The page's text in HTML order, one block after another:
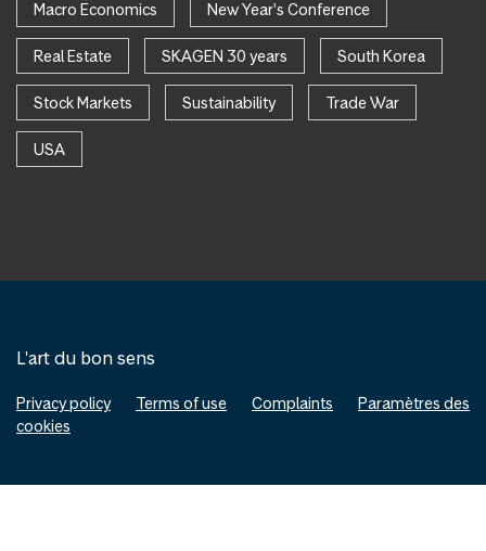
Macro Economics New Year's Conference
Real Estate SKAGEN 30 years South Korea
Stock Markets Sustainability Trade War
USA
L'art du bon sens
Privacy policy Terms of use Complaints
Paramètres des
cookies